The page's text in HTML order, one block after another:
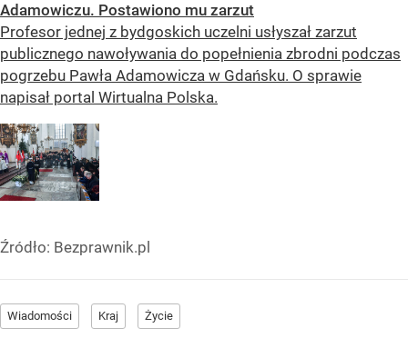
Adamowiczu. Postawiono mu zarzut
Profesor jednej z bydgoskich uczelni usłyszał zarzut
publicznego nawoływania do popełnienia zbrodni podczas
pogrzebu Pawła Adamowicza w Gdańsku. O sprawie
napisał portal Wirtualna Polska.
Źródło: Bezprawnik.pl
Wiadomości Kraj Życie